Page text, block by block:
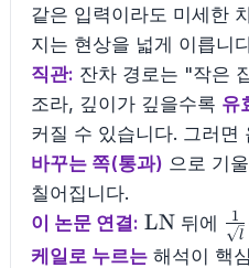
같은 입력이라도 미세한
지는 현상을 넓게 이릅니
직관: 잔차 경로는 "작은
조라, 깊이가 깊을수록 유
커질 수 있습니다. 그러면
바꾸는 쪽(통과) 으로 기
칠어집니다.
이 논문 연결: LN 뒤에
l
1
케일로 누르는 해석이 핵